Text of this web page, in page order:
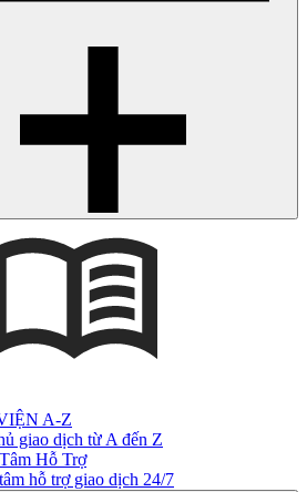
A-Z
giao dịch từ A đến Z
Hỗ Trợ
hỗ trợ giao dịch 24/7